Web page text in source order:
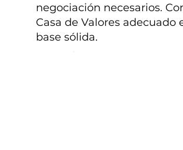
negociación necesarios.
Casa de Valores adecuado
base sólida.